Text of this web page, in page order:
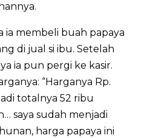
ia membeli buah papaya
di jual si ibu. Setelah
ia pun pergi ke kasir.
“Harganya Rp.
totalnya 52 ribu
saya sudah menjadi
harga papaya ini